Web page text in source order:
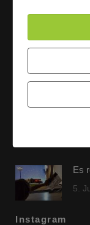
9.
Es
5.
Instagram